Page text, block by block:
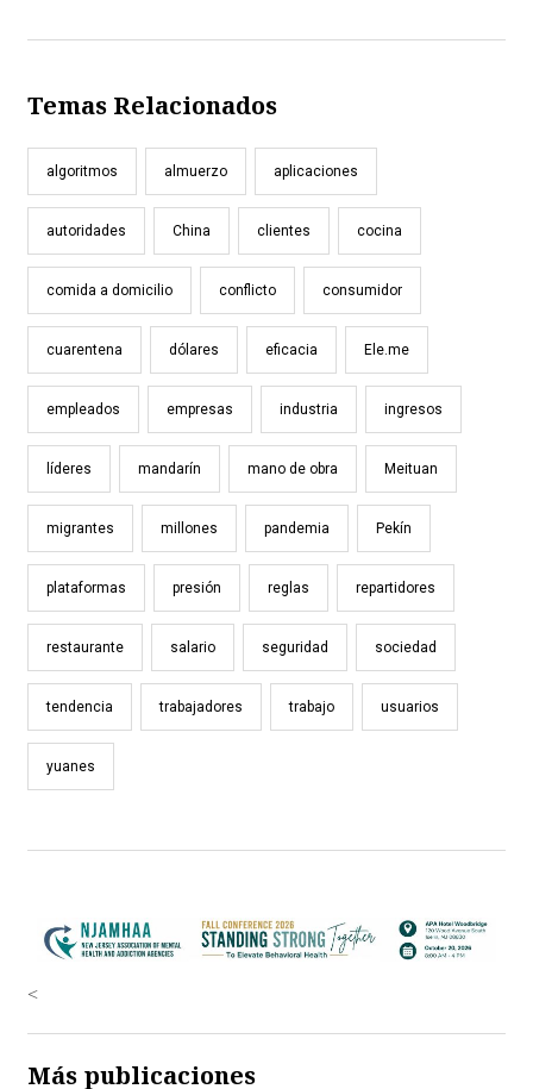
Temas Relacionados
algoritmos almuerzo aplicaciones
autoridades China clientes cocina
comida a domicilio conflicto consumidor
cuarentena dólares eficacia Ele.me
empleados empresas industria ingresos
líderes mandarín mano de obra Meituan
migrantes millones pandemia Pekín
plataformas presión reglas repartidores
restaurante salario seguridad sociedad
tendencia trabajadores trabajo usuarios
yuanes
<
Más publicaciones